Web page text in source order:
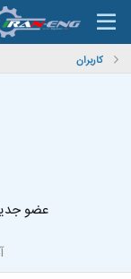
کاربران
عضو